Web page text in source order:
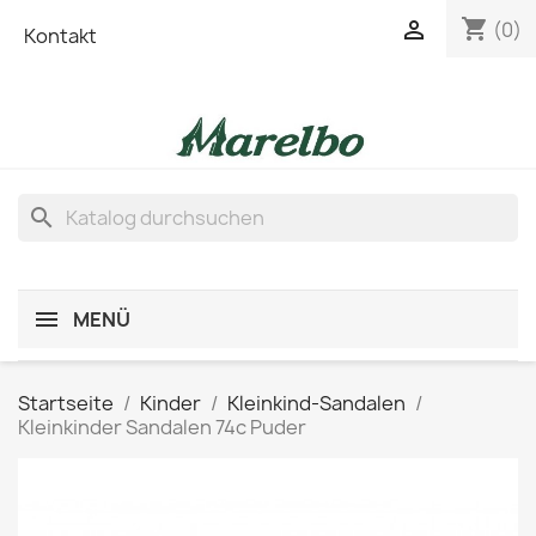
Kontakt shopping_cart (0)

search
MENÜ
Startseite Kinder
Kleinkind-Sandalen
Kleinkinder Sandalen 74c Puder